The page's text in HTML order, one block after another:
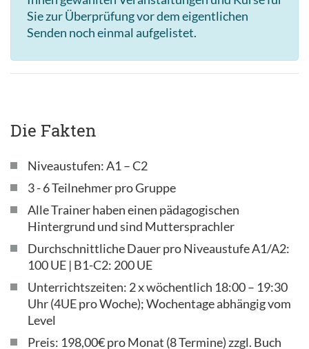
Sie zur Überprüfung vor dem eigentlichen
Senden noch einmal aufgelistet.
Die Fakten
Niveaustufen: A1 – C2
3 - 6 Teilnehmer pro Gruppe
Alle Trainer haben einen pädagogischen
Hintergrund und sind Muttersprachler
Durchschnittliche Dauer pro Niveaustufe A1/A2:
100 UE | B1-C2: 200 UE
Unterrichtszeiten: 2 x wöchentlich 18:00 – 19:30
Uhr (4UE pro Woche); Wochentage abhängig vom
Level
Preis: 198,00€ pro Monat (8 Termine) zzgl. Buch